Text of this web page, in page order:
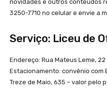
novidades e outros conteúdos
3250-7710 no celular e envie a
Serviço: Liceu de
Endereço: Rua Mateus Leme,
Estacionamento: convênio com
Treze de Maio, 635 – valor pelo